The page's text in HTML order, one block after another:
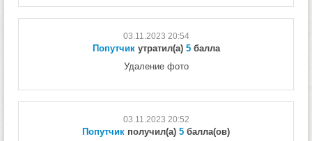
03.11.2023 20:54
Попутчикутратил(а) 5балла
Удаление фото
03.11.2023 20:52
Попутчик получил(а) 5 балла(ов)